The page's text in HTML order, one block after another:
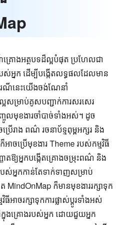
រោងអត្ថបទដ៏ល្អបំផុត ប្រហែលជា
អ្នក ដើម្បីបង្កើតលទ្ធផលដែលមាន
ករណីនេះយើងចង់ណែនាំ
ល្អសម្រាប់គូសបញ្ជាក់ការសរសេរ
ញ្ចូលមុខងារចាំបាច់ទាំងអស់។ ដូច
ើរាង ពណ៌ រចនាប័ទ្មពុម្ពអក្សរ និង
ាចប្រើមុខងារ Theme របស់កម្មវិធី
ាតឱ្យអ្នកបង្កើតគ្រោងចម្រុះពណ៌ និង
របស់អ្នកកាន់តែទាក់ទាញសម្រាប់
MindOnMap ក៏មានមុខងាររក្សាទុក
អាចរក្សាទុកការផ្លាស់ប្តូរទាំងអស់
នុងគ្រោងរបស់អ្នក ដោយជួយអ្នក